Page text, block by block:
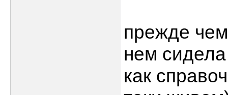
прежде
нем сидела
как